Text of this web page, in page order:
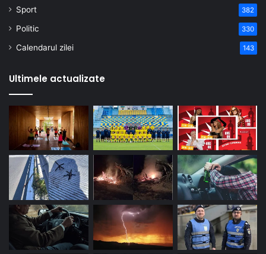
Sport 382
Politic 330
Calendarul zilei 143
Ultimele actualizate